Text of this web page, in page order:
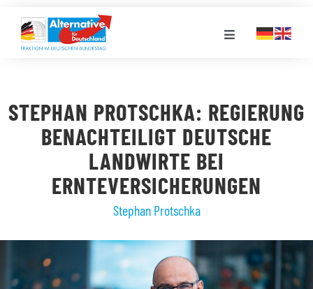
Inhalt
springen
Toggle
LANDESGRUPPEN
VERANSTALTUNGEN
STELLENPORTAL
STEPHAN PROTSCHKA: REGIERUNG
BENACHTEILIGT DEUTSCHE
LANDWIRTE BEI
ERNTEVERSICHERUNGEN
Stephan Protschka